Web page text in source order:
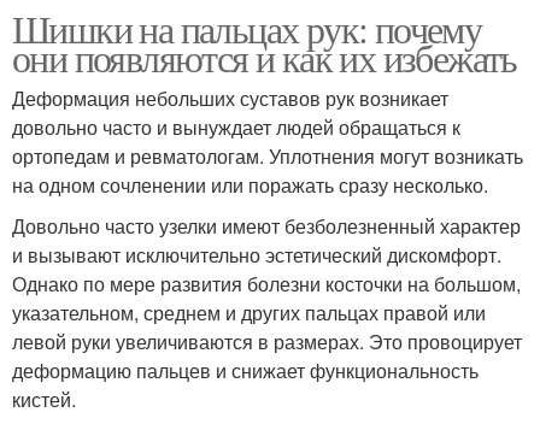
Шишки на пальцах рук: почему
они появляются и как их избежать
Деформация небольших суставов рук возникает
довольно часто и вынуждает людей обращаться к
ортопедам и ревматологам. Уплотнения могут возникать
на одном сочленении или поражать сразу несколько.
Довольно часто узелки имеют безболезненный характер
и вызывают исключительно эстетический дискомфорт.
Однако по мере развития болезни косточки на большом,
указательном, среднем и других пальцах правой или
левой руки увеличиваются в размерах. Это провоцирует
деформацию пальцев и снижает функциональность
кистей.